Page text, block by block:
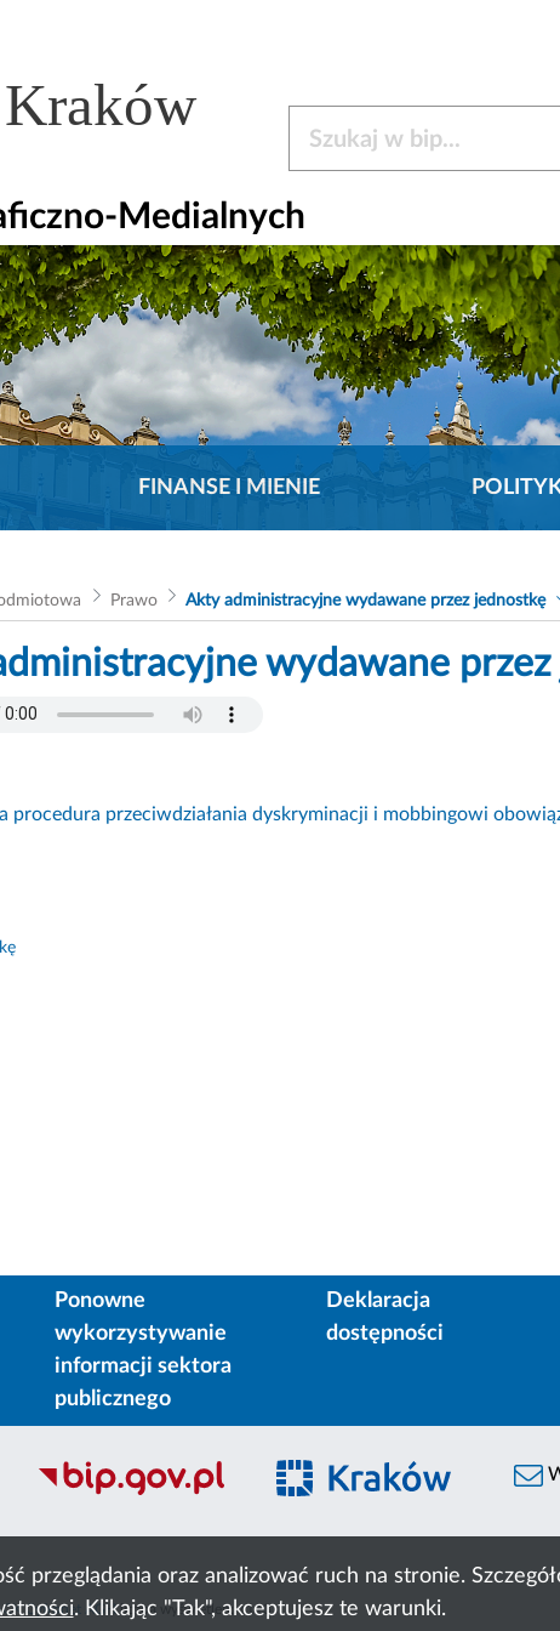
przeglądania oraz analizować ruch na stronie.
. Klikając "Tak", akceptujesz te warunki.
Medialnych
FINANSE I MIENIE
Prawo Akty administracyjne wydawane przez jednostkę
wydawane
procedura przeciwdziałania dyskryminacji i mobbingowi
Ponowne
wykorzystywanie
informacji sektora
publicznego
Deklaracja
dostępności
Cyfronet AGHliczba wyświetleń:1113